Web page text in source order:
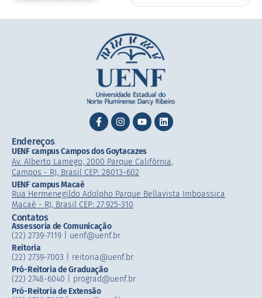
Endereços
UENF campus Campos dos Goytacazes
Av. Alberto Lamego, 2000 Parque Califórnia,
Campos - RJ, Brasil CEP: 28013-602
UENF campus Macaé
Rua Hermenegildo Adolpho Parque Bellavista Imboassica
Macaé - RJ, Brasil CEP: 27.925-310
Contatos
Assessoria de Comunicação
(22) 2739-7119 | uenf@uenf.br
Reitoria
(22) 2739-7003 |​ reitoria@uenf.br
Pró-Reitoria de Graduação
(22) 2748-6040 | prograd@uenf.br
Pró-Reitoria de Extensão